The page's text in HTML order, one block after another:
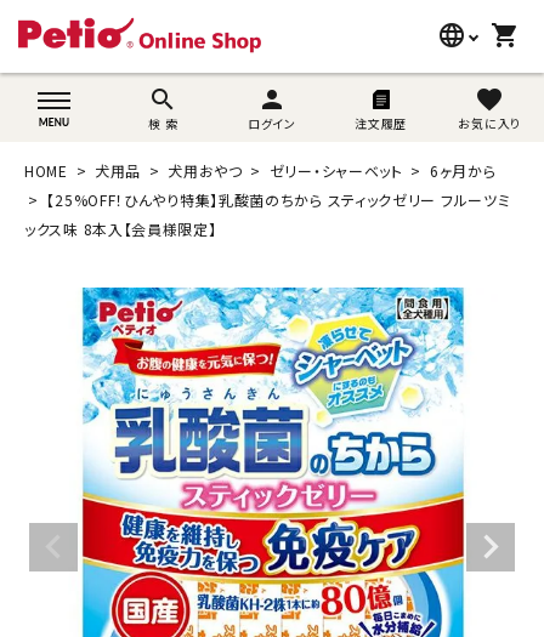
language
wovn-lang-name
shopping_cart
search
検 索
person
ログイン 注文履歴
favorite
お気に入り
search
猫用品
ブランド別に探す
目的別に探す
SNS
ご利用案内
ACCOUNT MENU
ようこそ ゲスト 様
HOME 犬用品 犬用おやつ ゼリー・シャーベット
6ヶ月から
【25%OFF！ひんやり特集】乳酸菌のちから スティックゼリー フルーツミ
ックス味 8本入【会員様限定】